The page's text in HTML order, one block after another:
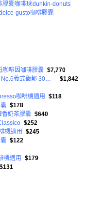
膠囊咖啡球dunkin-donuts
gusto咖啡膠囊
咖啡因咖啡膠囊 $7,770
UCC 咖啡膠囊綜合組 Nespresso 咖啡機適用 No.6義式馥郁 30顆 + No.7經典濃縮 40顆 + No.12濃烈 50顆
$1,842
咖啡機適用
$118
$178
香奶茶膠囊 $640
$252
機適用
$245
$122
機適用
$179
$131